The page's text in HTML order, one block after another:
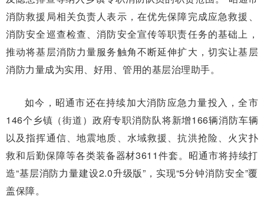
消防救援局相关负责人表示，在优先保障完成应急救援、
消防安全巡查检查、消防安全宣传等职责任务的基础上，
推动将基层消防力量服务触角不断延伸扩大，切实让基层
消防力量成为实用、好用、管用的基层治理助手。
如今，昭通市还在持续加大消防应急力量投入，全市
146个乡镇（街道）政府专职消防队将新增166辆消防车辆
以及指挥通信、地震地质、水域救援、抗洪抢险、火灾扑
救和后勤保障等各类装备器材3611件套。昭通市将持续打
造“基层消防力量建设2.0升级版”，实现“5分钟消防安全”覆
盖保障。